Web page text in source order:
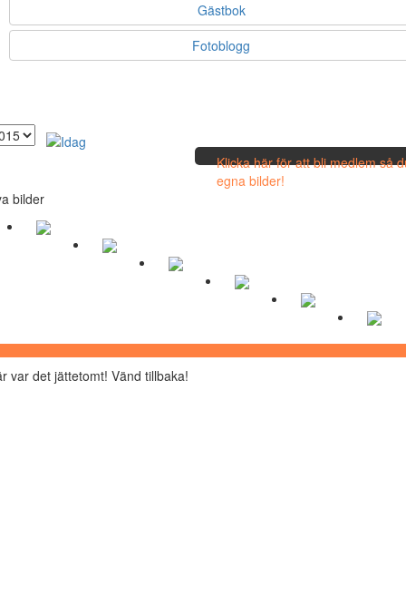
Gästbok
Fotoblogg
Klicka här för att bli medlem så
egna bilder!
bilder
var det jättetomt! Vänd tillbaka!